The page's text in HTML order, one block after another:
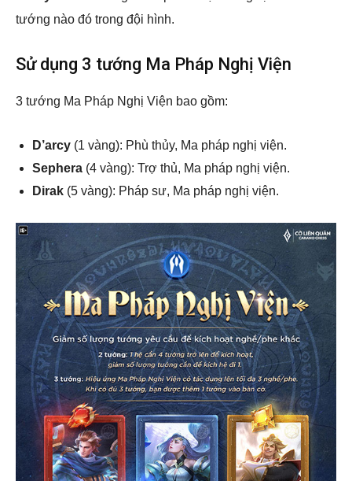
tướng nào đó trong đội hình.
Sử dụng 3 tướng Ma Pháp Nghị Viện
3 tướng Ma Pháp Nghị Viện bao gồm:
D’arcy (1 vàng): Phù thủy, Ma pháp nghị viện.
Sephera (4 vàng): Trợ thủ, Ma pháp nghị viện.
Dirak (5 vàng): Pháp sư, Ma pháp nghị viện.